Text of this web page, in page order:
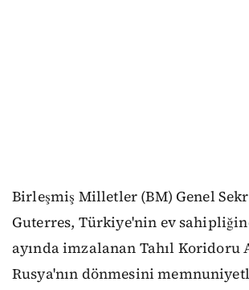
Birleşmiş Milletler (BM) Genel
Guterres, Türkiye'nin ev
ayında imzalanan Tahıl Koridoru
Rusya'nın dönmesini